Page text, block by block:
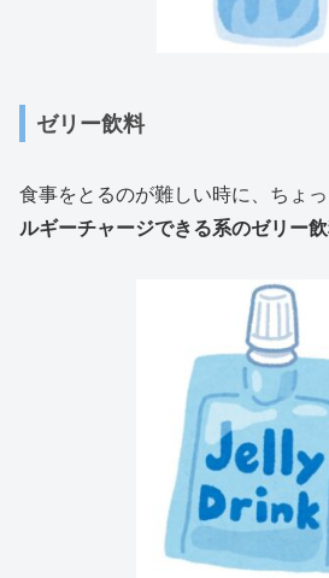
ゼリー飲料
食事をとるのが難しい時に、ちょっ
ルギーチャージできる系のゼリー